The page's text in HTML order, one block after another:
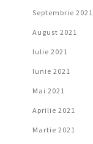
Septembrie 2021
August 2021
Iulie 2021
Iunie 2021
Mai 2021
Aprilie 2021
Martie 2021